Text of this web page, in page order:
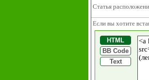
Статья
Если вы хотите
HTML
BB Code
Text